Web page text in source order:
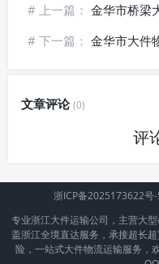
# 上一篇： 金华市桥梁大件运
# 下一篇： 金华市大件物流返
文章评论(0)
评
浙ICP备2025173622号-
专业浙江大件运输公司，主营大
盖浙江全境直达服务，承接超长
险，一站式大件物流运输服务，